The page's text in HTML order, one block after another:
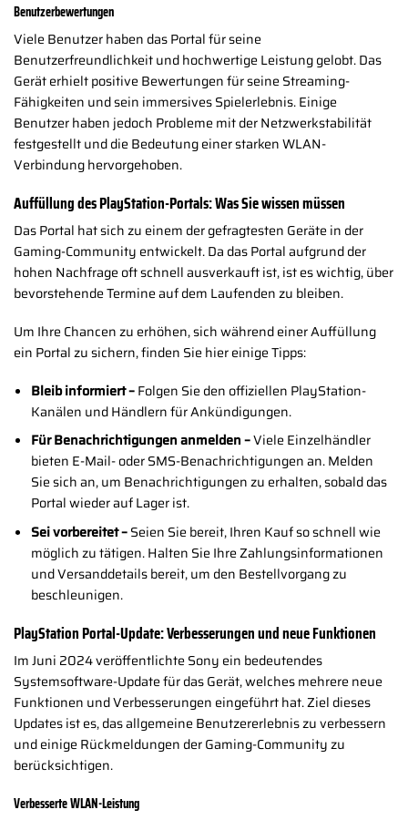
Benutzerbewertungen
Viele Benutzer haben das Portal für seine
Benutzerfreundlichkeit und hochwertige Leistung gelobt. Das
Gerät erhielt positive Bewertungen für seine Streaming-
Fähigkeiten und sein immersives Spielerlebnis. Einige
Benutzer haben jedoch Probleme mit der Netzwerkstabilität
festgestellt und die Bedeutung einer starken WLAN-
Verbindung hervorgehoben.
Auffüllung des PlayStation-Portals: Was Sie wissen müssen
Das Portal hat sich zu einem der gefragtesten Geräte in der
Gaming-Community entwickelt. Da das Portal aufgrund der
hohen Nachfrage oft schnell ausverkauft ist, ist es wichtig, über
bevorstehende Termine auf dem Laufenden zu bleiben.
Um Ihre Chancen zu erhöhen, sich während einer Auffüllung
ein Portal zu sichern, finden Sie hier einige Tipps:
Bleib informiert –Folgen Sie den offiziellen PlayStation-
Kanälen und Händlern für Ankündigungen.
Für Benachrichtigungen anmelden –Viele Einzelhändler
bieten E-Mail- oder SMS-Benachrichtigungen an. Melden
Sie sich an, um Benachrichtigungen zu erhalten, sobald das
Portal wieder auf Lager ist.
Sei vorbereitet –Seien Sie bereit, Ihren Kauf so schnell wie
möglich zu tätigen. Halten Sie Ihre Zahlungsinformationen
und Versanddetails bereit, um den Bestellvorgang zu
beschleunigen.
PlayStation Portal-Update: Verbesserungen und neue Funktionen
Im Juni 2024 veröffentlichte Sony ein bedeutendes
Systemsoftware-Update für das Gerät, welches mehrere neue
Funktionen und Verbesserungen eingeführt hat. Ziel dieses
Updates ist es, das allgemeine Benutzererlebnis zu verbessern
und einige Rückmeldungen der Gaming-Community zu
berücksichtigen.
Verbesserte WLAN-Leistung